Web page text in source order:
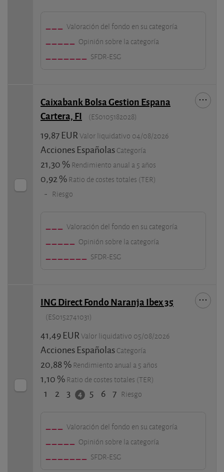
Valoración del fondo en su categoría
Opinión sobre la categoría
SFDR-ESG
Caixabank Bolsa Gestion Espana
Cartera, FI
(ES0105182028)
19,87 EUR Valor liquidativo 04/08/2026
Acciones Españolas Categoría
21,30 % Rendimiento anual a 5 años
0,92 % Ratio de costes totales (TER)
- Riesgo
Valoración del fondo en su categoría
Opinión sobre la categoría
SFDR-ESG
ING Direct Fondo Naranja Ibex 35
(ES0152741031)
41,49 EUR Valor liquidativo 05/08/2026
Acciones Españolas Categoría
20,88 % Rendimiento anual a 5 años
1,10 % Ratio de costes totales (TER)
1 2 3 4 5 6 7 Riesgo
Valoración del fondo en su categoría
Opinión sobre la categoría
SFDR-ESG